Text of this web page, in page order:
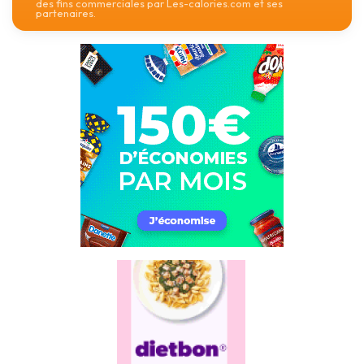
des fins commerciales par Les-calories.com et ses
partenaires.